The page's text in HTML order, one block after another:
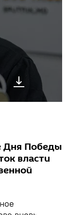
Дня Победы
власти